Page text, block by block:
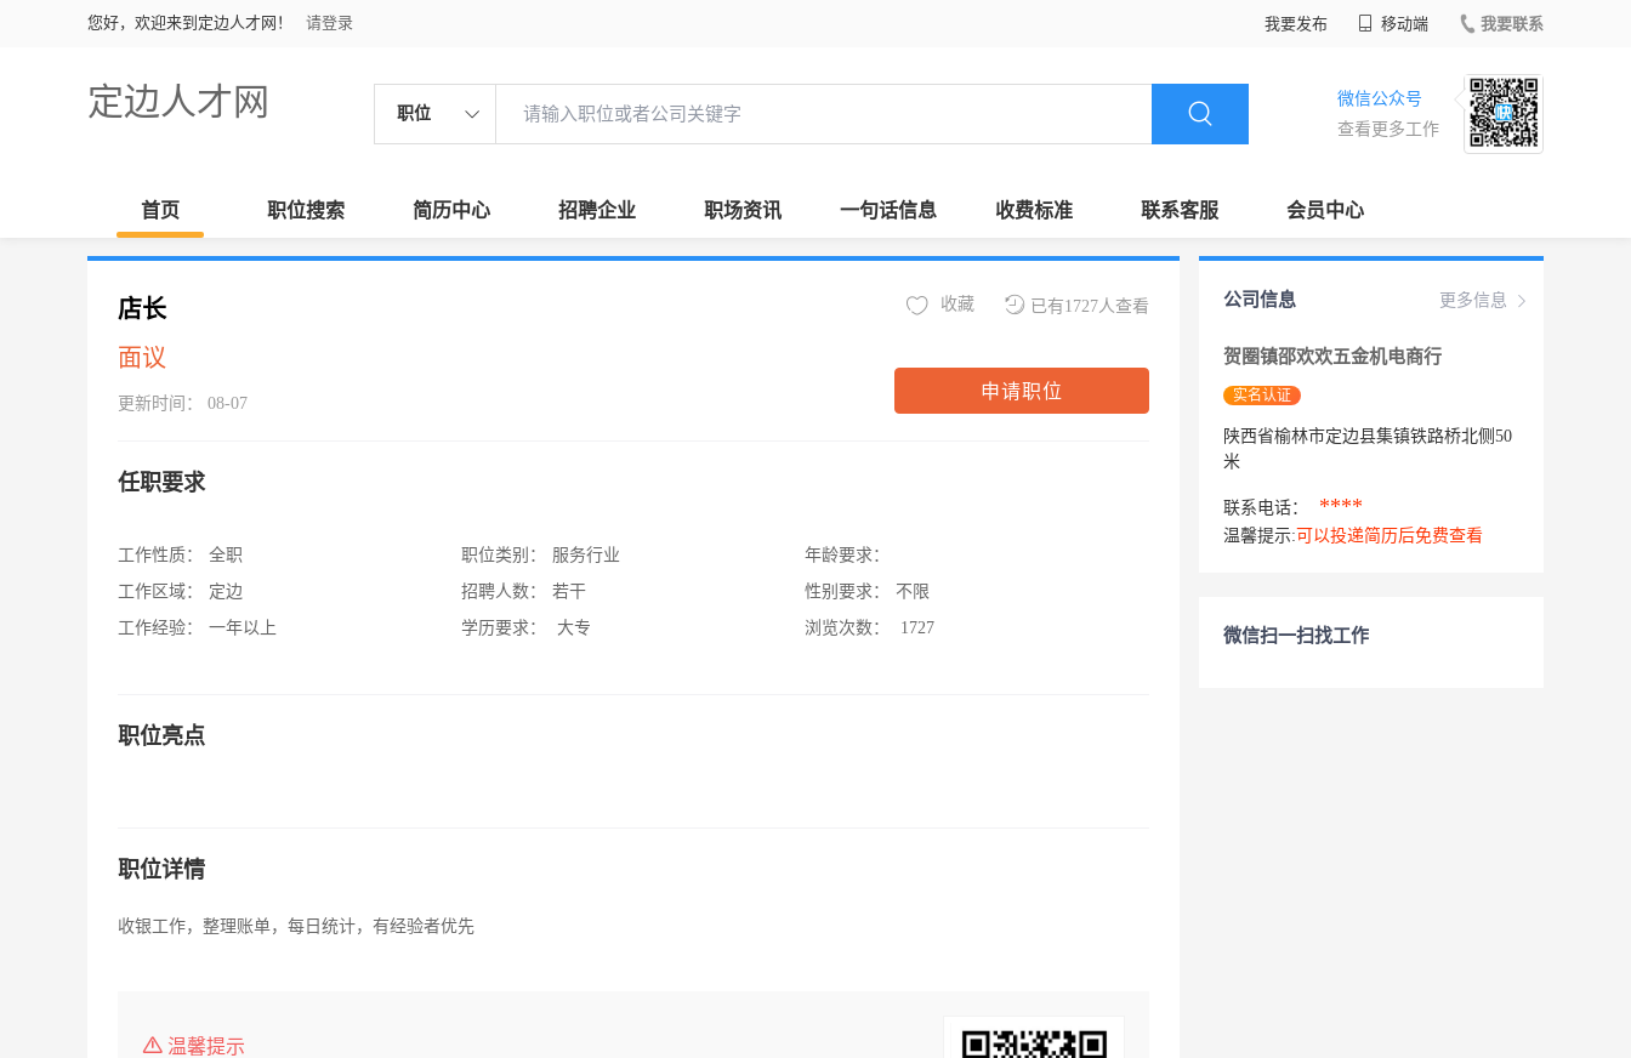
您好，欢迎来到定边人才网！ 请登录 我要发布 移动端 我要联系
定边人才网 职位
微信公众号
查看更多工作
首页 职位搜索 简历中心 招聘企业 职场资讯 一句话信息 收费标准 联系客服 会员中心
店长
面议
更新时间： 08-07
已有1727人查看
收藏
申请职位
任职要求
工作性质：
全职
工作区域：
定边
工作经验：
一年以上
职位类别：
服务行业
招聘人数：
若干
学历要求：
大专
年龄要求：
性别要求：
不限
浏览次数：
1727
职位亮点
职位详情
收银工作，整理账单，每日统计，有经验者优先
温馨提示
更多信息
公司信息
贺圈镇邵欢欢五金机电商行
实名认证
陕西省榆林市定边县集镇铁路桥北侧50
米
联系电话： ****
温馨提示: 可以投递简历后免费查看
微信扫一扫找工作